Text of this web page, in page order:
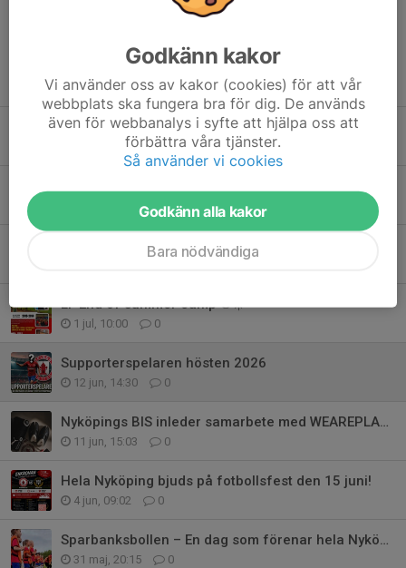
Tidigare nyheter
6 aug, 17:30 0
0
Sommar, sol och semester
LF End of summer camp ⚽☀️
1 jul, 10:00 0
Supporterspelaren hösten 2026
12 jun, 14:30 0
Nyköpings BIS inleder samarbete med WEAREPLAAY
11 jun, 15:03 0
Hela Nyköping bjuds på fotbollsfest den 15 juni!
4 jun, 09:02 0
Sparbanksbollen – En dag som förenar hela Nyköping
31 maj, 20:15 0
Godkänn kakor
Vi använder oss av kakor (cookies) för att vår
webbplats ska fungera bra för dig. De används
även för webbanalys i syfte att hjälpa oss att
förbättra våra tjänster.
Så använder vi cookies
Godkänn alla kakor
Bara nödvändiga